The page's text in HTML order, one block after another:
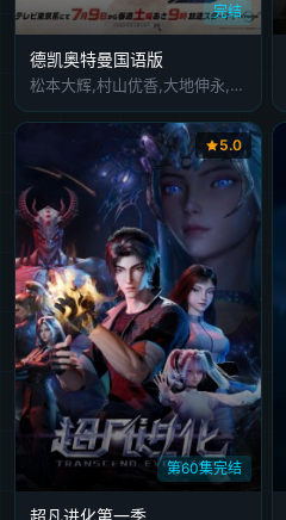
完结
德凯奥特曼国语版
松本大辉,村山优香,大地伸永,小柳友,宫泽佐江,黄川田将也
第60集完结
5.0
超凡进化第一季